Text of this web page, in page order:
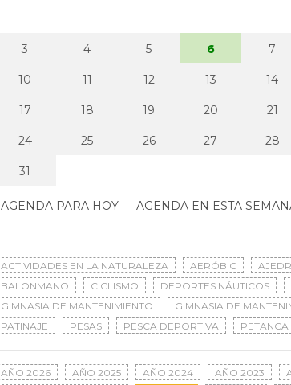
3 4 5 6 7
10 11 12 13 14
17 18 19 20 21
24 25 26 27 28
31
AGENDA PARA HOY AGENDA EN ESTA
ACTIVIDADES EN LA NATURALEZA AERÓBIC
BALONMANO
CICLISMO DEPORTES NÁUTICOS
GIMNASIA DE MANTENIMIENTO
GIMNASIA DE
PATINAJE
PESAS PESCA DEPORTIVA PETANCA
AÑO 2026 AÑO 2025 AÑO 2024 AÑO 2023